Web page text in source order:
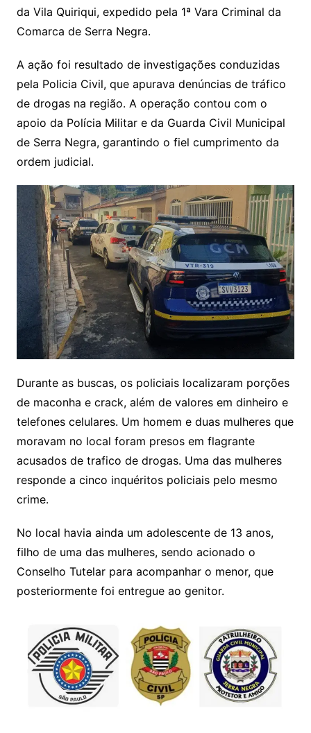
da Vila Quiriqui, expedido pela 1ª Vara Criminal da
Comarca de Serra Negra.
A ação foi resultado de investigações conduzidas
pela Policia Civil, que apurava denúncias de tráfico
de drogas na região. A operação contou com o
apoio da Polícia Militar e da Guarda Civil Municipal
de Serra Negra, garantindo o fiel cumprimento da
ordem judicial.
Durante as buscas, os policiais localizaram porções
de maconha e crack, além de valores em dinheiro e
telefones celulares. Um homem e duas mulheres que
moravam no local foram presos em flagrante
acusados de trafico de drogas. Uma das mulheres
responde a cinco inquéritos policiais pelo mesmo
crime.
No local havia ainda um adolescente de 13 anos,
filho de uma das mulheres, sendo acionado o
Conselho Tutelar para acompanhar o menor, que
posteriormente foi entregue ao genitor.